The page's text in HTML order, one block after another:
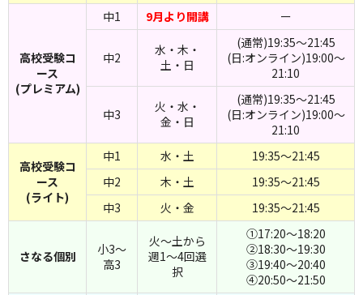
高校受験コ
ース
(プレミアム)
中1 9月より開講 ー
中2
水・木・
土・日
(通常)19:35～21:45
(日:オンライン)19:00～
21:10
中3
火・水・
金・日
(通常)19:35～21:45
(日:オンライン)19:00～
21:10
高校受験コ
ース
(ライト)
中1 水・土
19:35～21:45
中2
木・土
19:35～21:45
中3
火・金 19:35～21:45
さなる個別
小3～
高3
火～土から
週1～4回選
択
①17:20～18:20
②18:30～19:30
③19:40～20:40
④20:50～21:50